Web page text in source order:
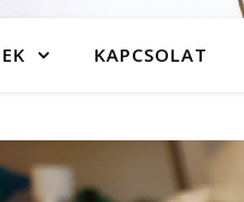
KAPCSOLAT